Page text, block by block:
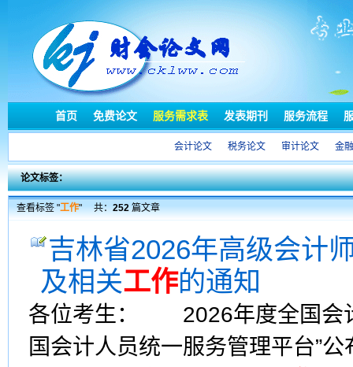
首页 免费论文 服务需求表 发表期刊 服务流程
会计论文 税务论文 审计论文 金
论文标签：
查看标签 "工作" 共：252篇文章
吉林省2026年高级会计
及相关工作的通知
各位考生： 2026年度全国会
国会计人员统一服务管理平台”